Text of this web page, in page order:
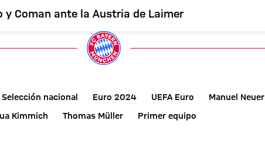
Coman ante la Austria de Laimer
Selección nacional Euro 2024 UEFA Euro
Manuel Neuer
Kimmich Thomas Müller Primer equipo